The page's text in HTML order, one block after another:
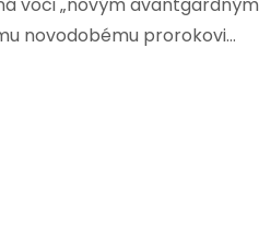
novodobému prorokovi…